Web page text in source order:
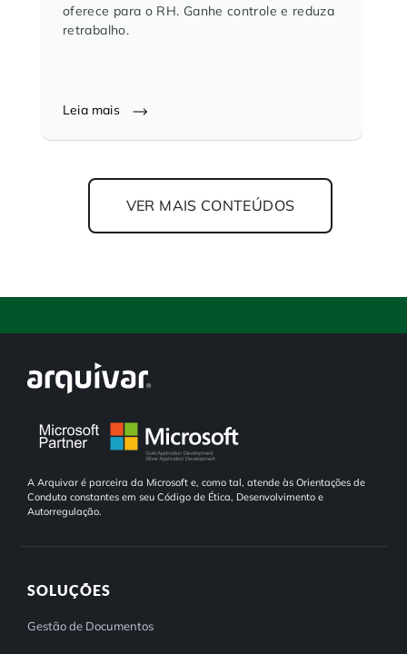
oferece para o RH. Ganhe controle e reduza
retrabalho.
Leia mais
VER MAIS CONTEÚDOS
A Arquivar é parceira da Microsoft e, como tal, atende às Orientações de
Conduta constantes em seu Código de Ética, Desenvolvimento e
Autorregulação.
SOLUÇÕES
Gestão de Documentos